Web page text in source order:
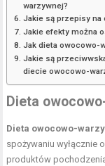
warzywnej?
Jakie są przepisy na
Jakie efekty można
Jak dieta owocowo-
Jakie są
diecie owocowo-
Dieta
Dieta owocowo-
spożywaniu wyłącznie
produktów